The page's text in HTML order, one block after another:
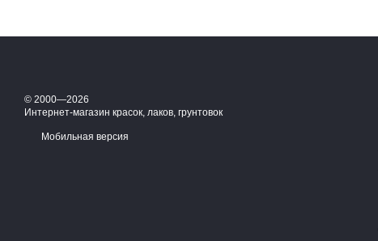
© 2000—2026
Интернет-магазин красок, лаков, грунтовок
Мобильная версия